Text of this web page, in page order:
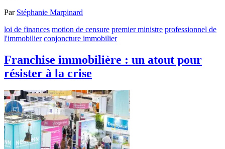
Par Stéphanie Marpinard
loi de finances motion de censure premier ministre professionnel de
l'immobilier conjoncture immobilier
Franchise immobilière : un atout pour
résister à la crise